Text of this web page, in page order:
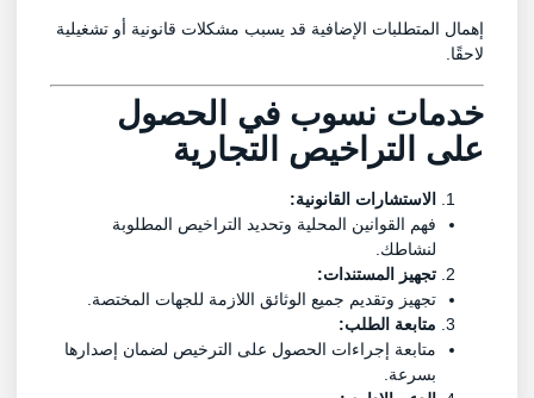
إهمال المتطلبات الإضافية قد يسبب مشكلات قانونية أو تشغيلية
لاحقًا.
خدمات نسوب في الحصول
على التراخيص التجارية
الاستشارات القانونية:
فهم القوانين المحلية وتحديد التراخيص المطلوبة
لنشاطك.
تجهيز المستندات:
تجهيز وتقديم جميع الوثائق اللازمة للجهات المختصة.
متابعة الطلب:
متابعة إجراءات الحصول على الترخيص لضمان إصدارها
بسرعة.